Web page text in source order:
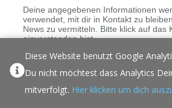
Deine angegebenen Informationen
verwendet, mit dir in Kontakt zu
News zu vermitteln. Bitte klick auf das
einverstanden bist.
einverstanden
Du kannst dich jederzeit vom
klicken. Alle Informationen über unsere
Diese Website benutzt Google
Du nicht möchtest dass Analytics
mitverfolgt. Hier klicken um dich